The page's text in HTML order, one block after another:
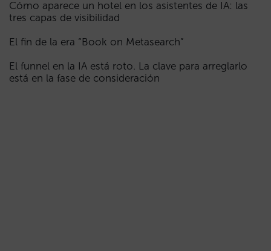
Cómo aparece un hotel en los asistentes de IA: las
tres capas de visibilidad
El fin de la era “Book on Metasearch”
El funnel en la IA está roto. La clave para arreglarlo
está en la fase de consideración